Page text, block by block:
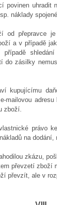
povinen uhradit
náklady
od přepravce
a v případě
případě
do zásilky
kupujícímu
mailovou
zboží.
právo
na
zkázu,
převzetí zboží
převzít, ale v